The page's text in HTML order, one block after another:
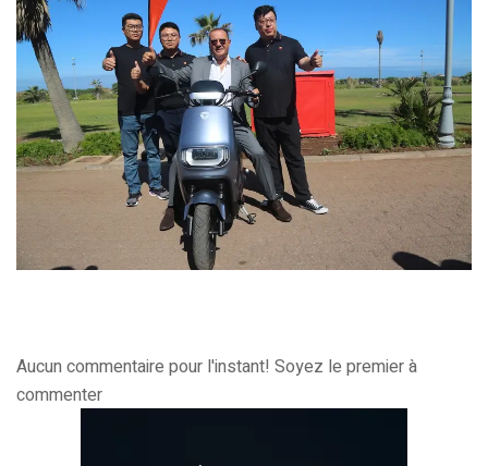
Aucun commentaire pour l'instant! Soyez le premier à
commenter